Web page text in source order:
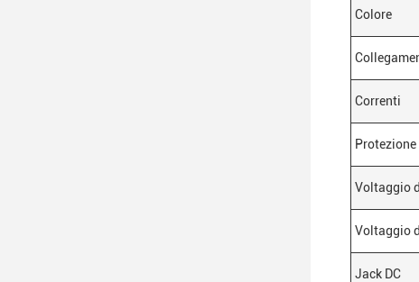
Colore
Correnti
Protezione
Voltaggio
Voltaggio
Jack DC